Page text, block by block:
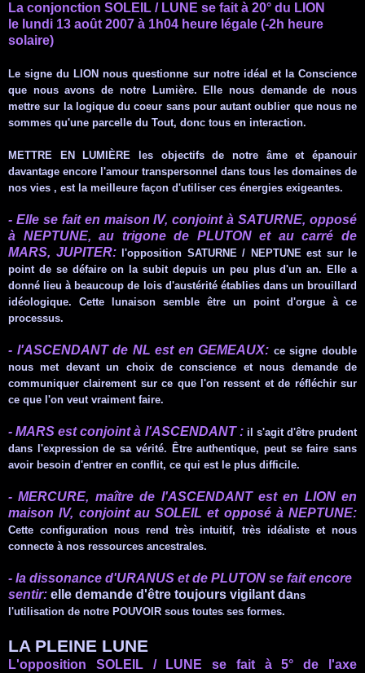
La conjonction SOLEIL / LUNE se fait à 20° du LION
le lundi 13 août 2007 à 1h04 heure légale (-2h heure
solaire)
Le signe du LION nous questionne sur notre idéal et la Conscience
que nous avons de notre Lumière. Elle nous demande de nous
mettre sur la logique du coeur sans pour autant oublier que nous ne
sommes qu'une parcelle du Tout, donc tous en interaction.
METTRE EN LUMIÈRE les objectifs de notre âme et épanouir
davantage encore l'amour transpersonnel dans tous les domaines de
nos vies , est la meilleure façon d'utiliser ces énergies exigeantes.
- Elle se fait en maisonIV, conjoint à SATURNE, opposé
à NEPTUNE, au trigone de PLUTON et au carré de
MARS, JUPITER:
l'opposition SATURNE / NEPTUNEest sur le
point de se défaire on la subit depuis un peu plus d'un an. Elle a
donné lieu à beaucoup de lois d'austérité établies dans un brouillard
idéologique. Cette lunaison semble être un point d'orgue à ce
processus.
- l'ASCENDANTde NL est enGEMEAUX: ce signe double
nous met devant un choix de conscience et nous demande de
communiquer clairement sur ce que l'on ressent et de réfléchirsur
ce que l'on veut vraiment faire.
- MARS est conjoint à l'ASCENDANT: il s'agit d'être prudent
dans l'expression de sa vérité. Êtreauthentique, peut se faire sans
avoir besoin d'entrer en conflit, ce qui est le plus difficile.
- MERCURE, maître de l'ASCENDANTest en LION en
maisonIV, conjoint au SOLEIL et opposé à NEPTUNE:
Cette configuration nous rend très intuitif, très idéaliste et nous
connecte à nos ressources ancestrales.
- la dissonance d'URANUS et de PLUTON se fait encore
sentir: elle demande d'être toujours vigilant dans
l'utilisation de notre POUVOIR sous toutes ses formes.
LA PLEINE LUNE
L'opposition SOLEIL / LUNE se fait à 5° de l'axe